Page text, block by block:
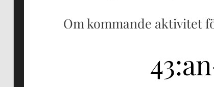
Om kommande aktivitet